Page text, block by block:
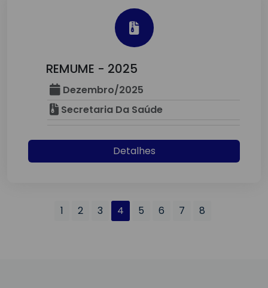
REMUME - 2025
Dezembro/2025
Secretaria Da Saúde
Detalhes
1 2 3 4 5 6 7 8